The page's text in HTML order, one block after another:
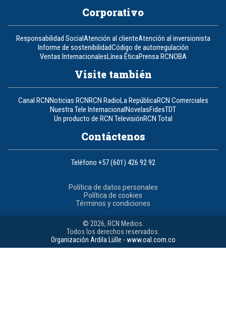
Corporativo
Responsabilidad SocialAtención al clienteAtención al inversionista
Informe de sostenibilidadCódigo de autorregulación
Ventas InternacionalesLínea ÉticaPrensa RCNOBA
Visite también
Canal RCN Noticias RCN RCN RadioLa RepúblicaRCN Comerciales
Nuestra Tele Internacional NovelasFidesTDT
Un producto de RCN TelevisiónRCN Total
Contáctenos
Teléfono +57 (601) 426 92 92
Política de datos personales
Política de cookies
Términos y condiciones
© 2026, RCN Medios.
Todos los derechos reservados.
Organización Ardila Lülle - www.oal.com.co